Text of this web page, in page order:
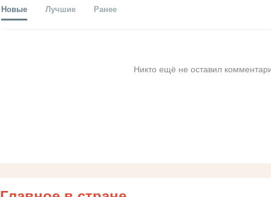
Новые Лучшие Ранее
Никто ещё не оставил